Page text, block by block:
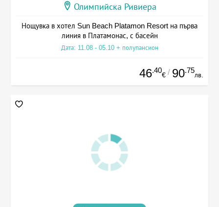
Олимпийска Ривиера
Нощувка в хотел Sun Beach Platamon Resort на първа
линия в Платамонас, с басейн
Дата: 11.08 - 05.10 + полупансион
46.40
€ / 90.75
лв.